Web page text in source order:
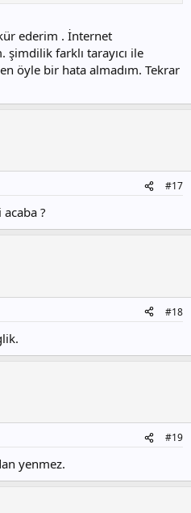
ederim . İnternet
farklı tarayıcı ile
öyle bir hata almadım. Tekrar
#17
?
#18
#19
yenmez.